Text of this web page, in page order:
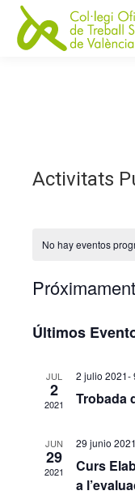
Activitats
No hay eventos
fecha.
Últimos
JUL
2
2021
2 julio 2021-
Trobada
JUN
29
2021
29 junio
Curs
a